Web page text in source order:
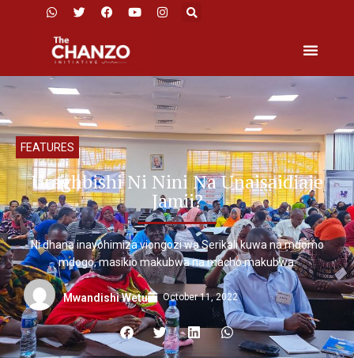
FEATURES
Uraghbishi Ni Nini Na Unaisaidiaje
Jamii?
Ni dhana inayohimiza viongozi wa Serikali kuwa na mdomo
mdogo, masikio makubwa na macho makubwa.
Mwandishi Wetu October 11, 2022